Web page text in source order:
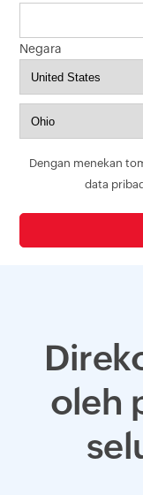
Negara
Dengan menekan
data
oleh